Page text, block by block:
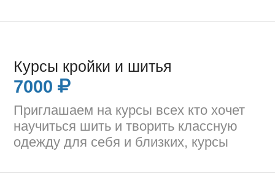
Курсы кройки и шитья
7000
Приглашаем на курсы всех кто хочет
научиться шить и творить классную
одежду для себя и близких, курсы